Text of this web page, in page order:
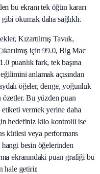
bu ekranı tek öğün kararı
okumak daha sağlıklı.
Kızartılmış Tavuk,
için 99.0, Big Mac
puanlık fark, tek başına
anlamak açısından
öğeler, denge, yoğunluk
Bu yüzden puan
vermek yerine daha
hedefiniz kilo kontrolü ise
kütlesi veya performans
hangi besin öğelerinden
ekranındaki puan grafiği bu
hale getirir.